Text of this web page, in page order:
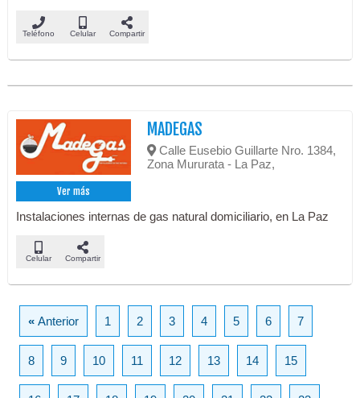
Teléfono Celular Compartir
Ver más
MADEGAS
Calle Eusebio Guillarte Nro. 1384,
Zona Mururata - La Paz,
Instalaciones internas de gas natural domiciliario, en La Paz
Celular Compartir
«Anterior 1 2 3 4 5 6 7
8 9 10 11 12 13 14 15